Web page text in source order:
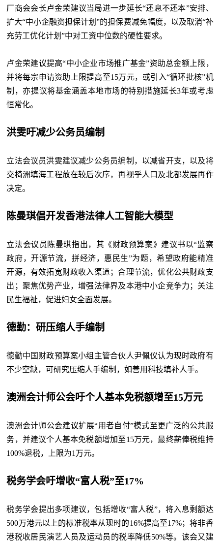
厂商会会长卢金荣建议当局进一步延长“还息不还本”安排、
扩大“中小企融资担保计划”的担保费减免幅度，以及取消“补
充劳工优化计划”中对工资中位数的硬性要求。
卢金荣建议提高“中小企业市场推广基金”资助总金额上限，
并将每宗申请资助上限提高至15万元，或引入“循环批核”机
制，亦提议将基金涵盖本地市场的特别措施延长3年或考虑
恒常化。
洪雯吁减少公务员编制
立法会议员洪雯建议减少公务员编制，以减省开支，以及将
交椅洲填海工程放在较后次序，再视乎人口及北都发展再作
决定。
陈曼琪倡开发香港法律人工智能大模型
立法会议员陈曼琪指出，其《财政预算案》建议书以“监察
政府，开源节流，拼经济，惠民生”为题，希望政府能精准
开源，有效拓宽财政收入渠道；合理节流，优化公共财政支
出；聚焦优势产业，增强法律界及本港中小企竞争力；关注
民生福祉，促进妇女全面发展。
德勤：研压缩人手编制
德勤中国财政预算案小组主管合伙人尹佩仪认为现时政府有
不少空缺，可研究压缩人手编制，如善用科技填补人手。
澳洲会计师公会吁个人基本免税额增至15万元
澳洲会计师公会建议扩展“用者自付”模式至更广泛的公共服
务，并建议个人基本免税额增加至15万元，最终薪俸税维持
100%退税，上限为1万元。
税务学会吁增收“富人税”至17%
税务学会提出多项建议，包括增收“富人税”，将入息剩额达
500万港元以上的标准税率从现时的16%提高至17%；将非香
港税收居民演艺人员及运动员的税率降低50%等。该会又建